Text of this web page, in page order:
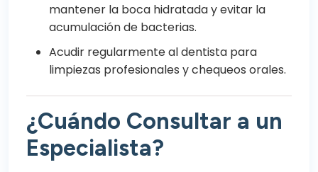
mantener la boca hidratada y evitar la
acumulación de bacterias.
Acudir regularmente al dentista para
limpiezas profesionales y chequeos orales.
¿Cuándo Consultar a un
Especialista?